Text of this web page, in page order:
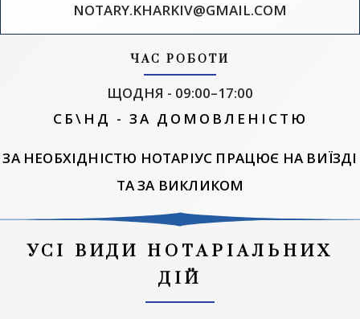
NOTARY.KHARKIV@GMAIL.COM
ЧАС РОБОТИ
ЩОДНЯ - 09:00–17:00
СБ\НД - ЗА ДОМОВЛЕНІСТЮ
ЗА НЕОБХІДНІСТЮ НОТАРІУС ПРАЦЮЄ НА ВИЇЗДІ
ТА ЗА ВИКЛИКОМ
УСІ ВИДИ НОТАРІАЛЬНИХ
ДІЙ